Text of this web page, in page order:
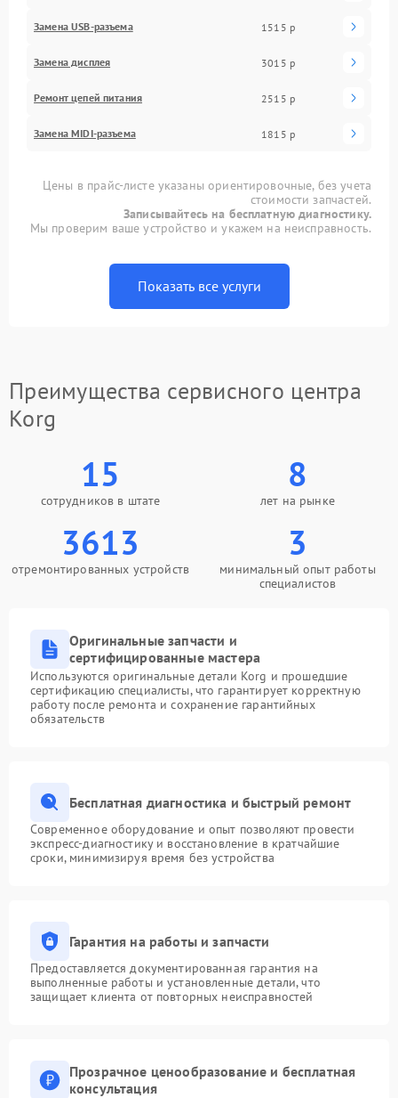
Замена USB-разъема 1515 р
Замена дисплея 3015 р
Ремонт цепей питания 2515 р
Замена MIDI-разъема 1815 р
Цены в прайс-листе указаны ориентировочные, без учета
стоимости запчастей.
Записывайтесь на бесплатную диагностику.
Мы проверим ваше устройство и укажем на неисправность.
Показать все услуги
Преимущества сервисного центра
Korg
15
сотрудников в штате
8
лет на рынке
3613
отремонтированных устройств
3
минимальный опыт работы
специалистов
Оригинальные запчасти и
сертифицированные мастера
Используются оригинальные детали Korg и прошедшие
сертификацию специалисты, что гарантирует корректную
работу после ремонта и сохранение гарантийных
обязательств
Бесплатная диагностика и быстрый ремонт
Современное оборудование и опыт позволяют провести
экспресс-диагностику и восстановление в кратчайшие
сроки, минимизируя время без устройства
Гарантия на работы и запчасти
Предоставляется документированная гарантия на
выполненные работы и установленные детали, что
защищает клиента от повторных неисправностей
Прозрачное ценообразование и бесплатная
консультация